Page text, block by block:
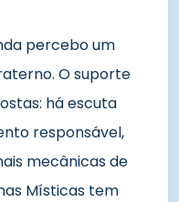
percebo um
O suporte
há escuta
responsável,
mecânicas de
Místicas tem